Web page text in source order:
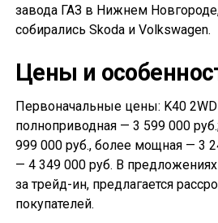
завода ГАЗ в Нижнем
собирались Skoda и Volkswagen.
Цены и
Первоначальные цены: K40
полноприводная — 3 599 000
999 000 руб., более мощная — 3
— 4 349 000 руб. В
за трейд-ин, предлагается
покупателей.